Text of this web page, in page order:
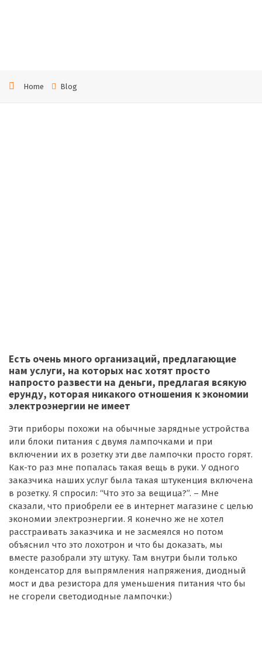
Home Blog
Есть очень много организаций, предлагающие
нам услуги, на которых нас хотят просто
напросто развести на деньги, предлагая всякую
ерунду, которая никакого отношения к экономии
электроэнергии не имеет
Эти приборы похожи на обычные зарядные устройства
или блоки питания с двумя лампочками и при
включении их в розетку эти две лампочки просто горят.
Как-то раз мне попалась такая вещь в руки. У одного
заказчика наших услуг была такая штукенция включена
в розетку. Я спросил: “Что это за вещица?”. – Мне
сказали, что приобрели ее в интернет магазине с целью
экономии электроэнергии. Я конечно же не хотел
расстраивать заказчика и не засмеялся но потом
объяснил что это лохотрон и что бы доказать, мы
вместе разобрали эту штуку. Там внутри были только
конденсатор для выпрямления напряжения, диодный
мост и два резистора для уменьшения питания что бы
не сгорели светодиодные лампочки:)